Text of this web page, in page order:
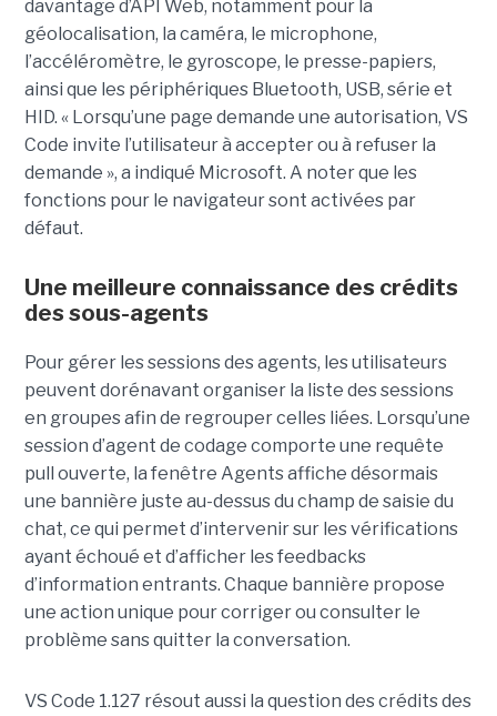
davantage d’API Web, notamment pour la
géolocalisation, la caméra, le microphone,
l’accéléromètre, le gyroscope, le presse-papiers,
ainsi que les périphériques Bluetooth, USB, série et
HID. « Lorsqu’une page demande une autorisation, VS
Code invite l’utilisateur à accepter ou à refuser la
demande », a indiqué Microsoft. A noter que les
fonctions pour le navigateur sont activées par
défaut.
Une meilleure connaissance des crédits
des sous-agents
Pour gérer les sessions des agents, les utilisateurs
peuvent dorénavant organiser la liste des sessions
en groupes afin de regrouper celles liées. Lorsqu’une
session d’agent de codage comporte une requête
pull ouverte, la fenêtre Agents affiche désormais
une bannière juste au-dessus du champ de saisie du
chat, ce qui permet d’intervenir sur les vérifications
ayant échoué et d’afficher les feedbacks
d’information entrants. Chaque bannière propose
une action unique pour corriger ou consulter le
problème sans quitter la conversation.
VS Code 1.127 résout aussi la question des crédits des